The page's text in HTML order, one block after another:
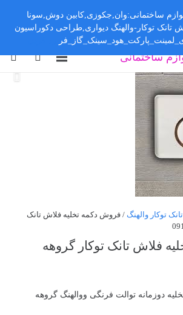
ساختمانی
توکار والهنگ / فروش دکمه تخلیه فلاش تانک
فلاش تانک توکار گروهه
دوزمانه توالت فرنگی ووالهنگ گروهه
ساختمانی:وان,جکوزی,کابین دوش,سونا
تانک توکار-والهنگ دیواری,طراحی دکوراسیون